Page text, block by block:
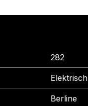
282
Elektrisch
Berline